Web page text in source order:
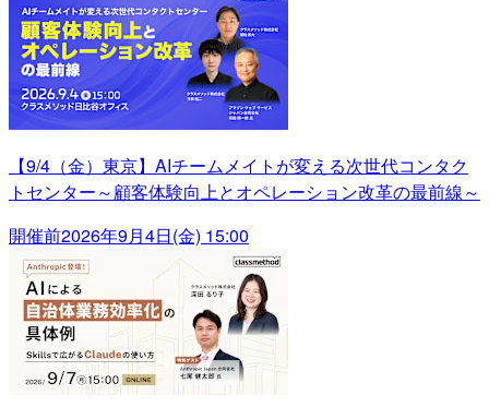
【9/4（金）東京】AIチームメイトが変える次世代コンタク
トセンター～顧客体験向上とオペレーション改革の最前線～
開催前2026年9月4日(金) 15:00